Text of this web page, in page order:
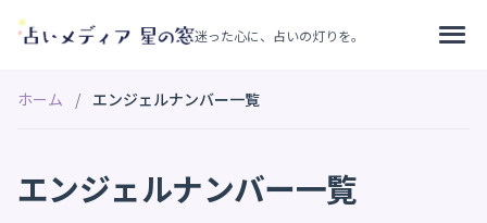
迷った心に、占いの灯りを。
ホーム / エンジェルナンバー一覧
エンジェルナンバー一覧